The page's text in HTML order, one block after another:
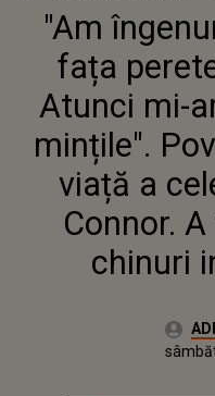
"Am
fața
Atunci mi-
mințile".
viață a
Connor.
chinuri
Autor: